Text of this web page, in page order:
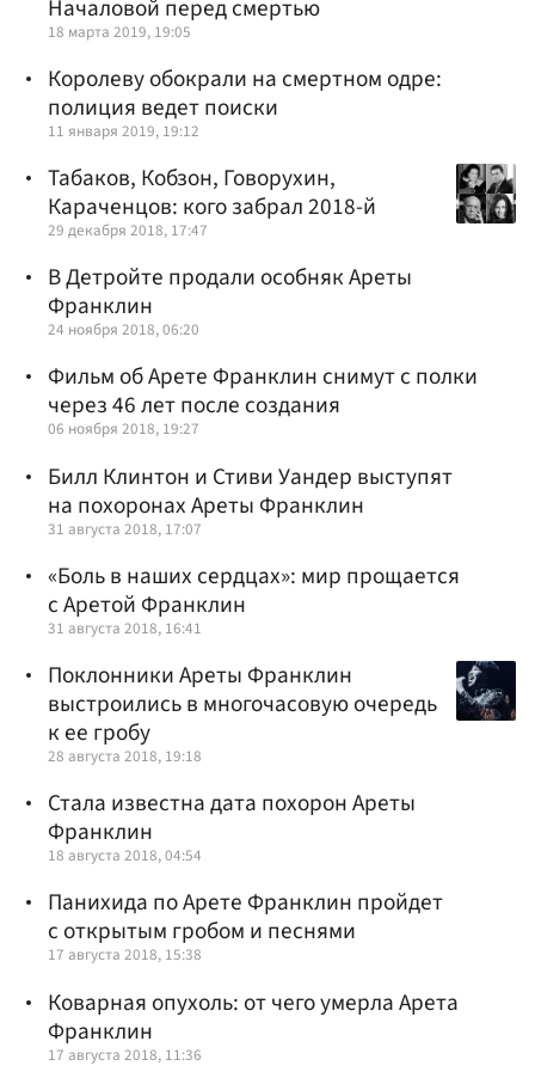
Началовой перед смертью
18 марта 2019, 19:05
Королеву обокрали на смертном одре:
полиция ведет поиски
11 января 2019, 19:12
Табаков, Кобзон, Говорухин,
Караченцов: кого забрал 2018-й
29 декабря 2018, 17:47
В Детройте продали особняк Ареты
Франклин
24 ноября 2018, 06:20
Фильм об Арете Франклин снимут с полки
через 46 лет после создания
06 ноября 2018, 19:27
Билл Клинтон и Стиви Уандер выступят
на похоронах Ареты Франклин
31 августа 2018, 17:07
«Боль в наших сердцах»: мир прощается
с Аретой Франклин
31 августа 2018, 16:41
Поклонники Ареты Франклин
выстроились в многочасовую очередь
к ее гробу
28 августа 2018, 19:18
Стала известна дата похорон Ареты
Франклин
18 августа 2018, 04:54
Панихида по Арете Франклин пройдет
с открытым гробом и песнями
17 августа 2018, 15:38
Коварная опухоль: от чего умерла Арета
Франклин
17 августа 2018, 11:36